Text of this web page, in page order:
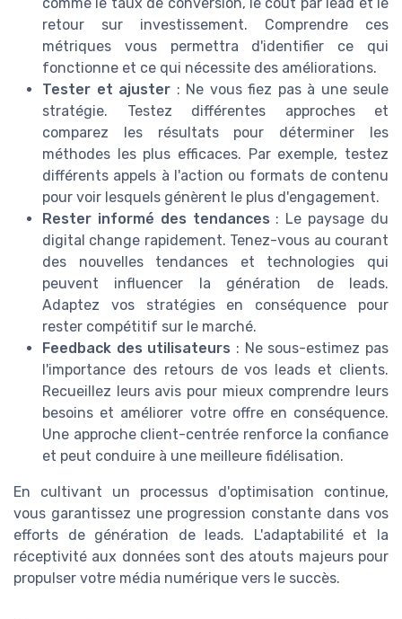
retour sur investissement. Comprendre ces
métriques vous permettra d'identifier ce qui
fonctionne et ce qui nécessite des améliorations.
Tester et ajuster : Ne vous fiez pas à une seule
stratégie. Testez différentes approches et
comparez les résultats pour déterminer les
méthodes les plus efficaces. Par exemple, testez
différents appels à l'action ou formats de contenu
pour voir lesquels génèrent le plus d'engagement.
Rester informé des tendances : Le paysage du
digital change rapidement. Tenez-vous au courant
des nouvelles tendances et technologies qui
peuvent influencer la génération de leads.
Adaptez vos stratégies en conséquence pour
rester compétitif sur le marché.
Feedback des utilisateurs : Ne sous-estimez pas
l'importance des retours de vos leads et clients.
Recueillez leurs avis pour mieux comprendre leurs
besoins et améliorer votre offre en conséquence.
Une approche client-centrée renforce la confiance
et peut conduire à une meilleure fidélisation.
En cultivant un processus d'optimisation continue,
vous garantissez une progression constante dans vos
efforts de génération de leads. L'adaptabilité et la
réceptivité aux données sont des atouts majeurs pour
propulser votre média numérique vers le succès.